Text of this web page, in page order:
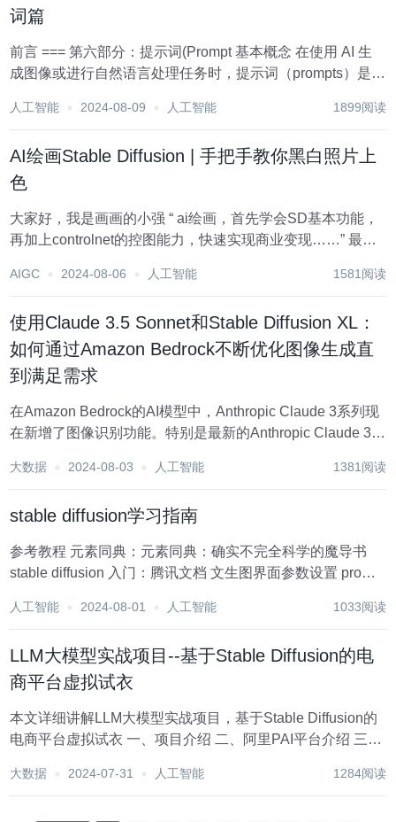
词篇
前言 === 第六部分：提示词(Prompt 基本概念 在使用 AI 生
成图像或进行自然语言处理任务时，提示词（prompts）是关
需的内容。本部分将介绍提示词的基本概念、语法以及不同
人工智能 2024-08-09 人工智能 1899阅读
AI绘画Stable Diffusion | 手把手教你黑白照片上
色
大家好，我是画画的小强 “ ai绘画，首先学会SD基本功能，
再加上controlnet的控图能力，快速实现商业变现……” 最近
画技术重新给黑白照换成彩色。 复现拍照时的真实环境和衣
AIGC 2024-08-06 人工智能 1581阅读
使用Claude 3.5 Sonnet和Stable Diffusion XL：
如何通过Amazon Bedrock不断优化图像生成直
到满足需求
在Amazon Bedrock的AI模型中，Anthropic Claude 3系列现
在新增了图像识别功能。特别是最新的Anthropic Claude 3.5
的试验和比较，深入探索了这些Clau...
大数据 2024-08-03 人工智能 1381阅读
stable diffusion学习指南
参考教程 元素同典：元素同典：确实不完全科学的魔导书
stable diffusion 入门：腾讯文档 文生图界面参数设置 prompt
割。距离较近的词的确更容易产生关联、进行叠加，而更...
人工智能 2024-08-01 人工智能 1033阅读
LLM大模型实战项目--基于Stable Diffusion的电
商平台虚拟试衣
本文详细讲解LLM大模型实战项目，基于Stable Diffusion的
电商平台虚拟试衣 一、项目介绍 二、阿里PAI平台介绍 三、
大数据 2024-07-31 人工智能 1284阅读